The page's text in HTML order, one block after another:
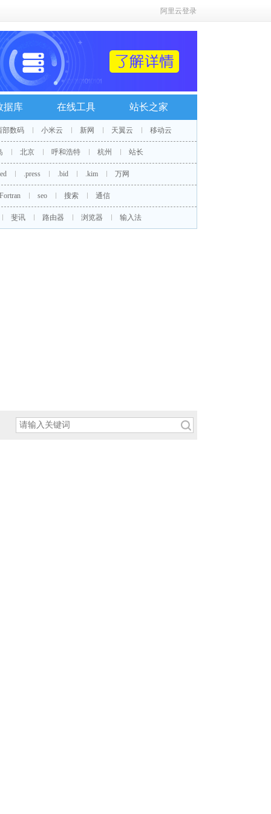
阿里云登录
据库 在线工具 站长之家
部数码 小米云 新网 天翼云 移动云
北京 呼和浩特 杭州 站长
.press .bid .kim 万网
Fortran seo 搜索 通信
斐讯 路由器 浏览器 输入法